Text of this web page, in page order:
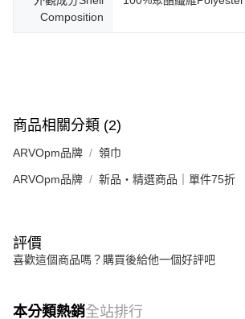
Composition
商品相關分類 (2)
ARVOpm品牌 領巾
ARVOpm品牌 新品・精選商品｜單件75折
評價
喜歡這個商品嗎？購買後給他一個好評吧
本分類熱銷全站排行